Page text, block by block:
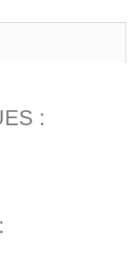
: